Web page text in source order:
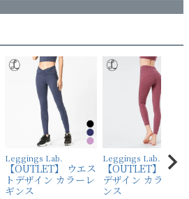
Leggings Lab.
【OUTLET】 ウエス
トデザイン カラーレ
ギンス
Leggings Lab.
【OUTLET】 バッ
デザイン カラーレ
ンス